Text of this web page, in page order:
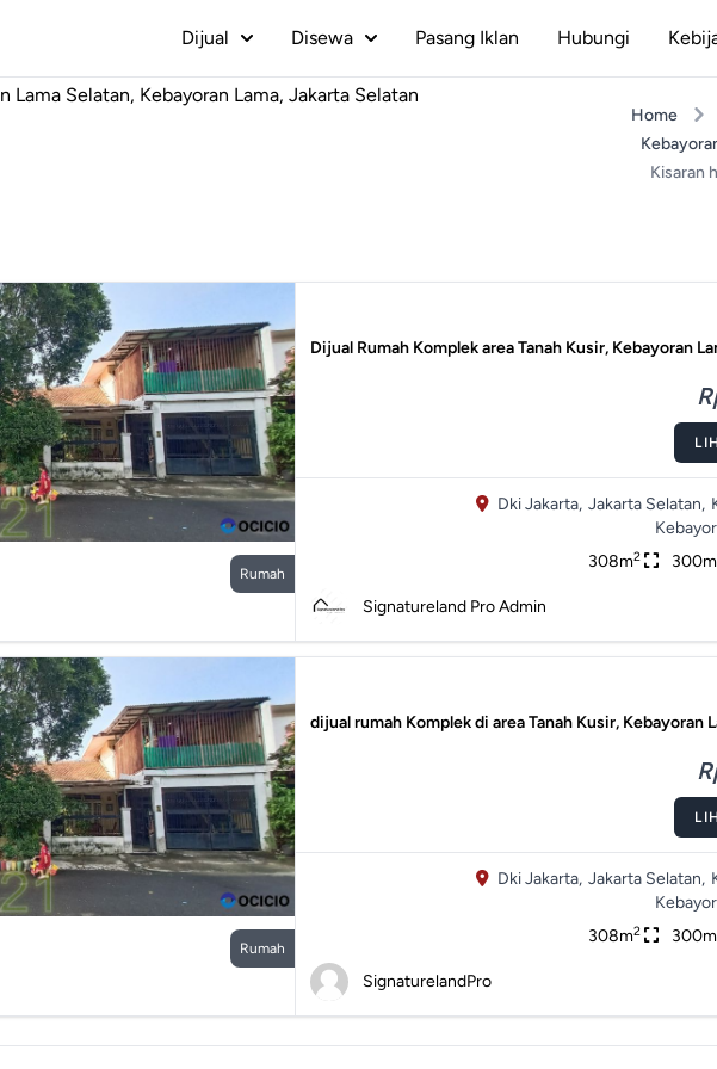
Dijual Disewa Pasang Iklan Hubungi
Lama Selatan, Kebayoran Lama, Jakarta Selatan
Home
Kisaran
Rumah
Dijual Rumah Komplek area Tanah Kusir, Kebayoran
Dki Jakarta, Jakarta Selatan,
308m2 300m
Signatureland Pro Admin
Rumah
dijual rumah Komplek di area Tanah Kusir, Kebayoran
Dki Jakarta, Jakarta Selatan,
308m2 300m
SignaturelandPro